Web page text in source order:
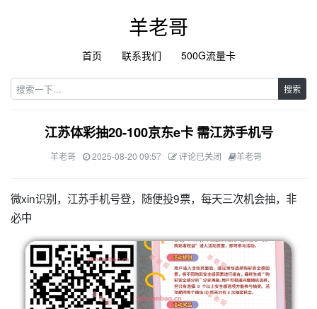
羊老哥
首页 联系我们 500G流量卡
搜索
江苏体彩抽20-100京东e卡 需江苏手机号
羊老哥 2025-08-20 09:57 评论已关闭 羊老哥
微xin识别，江苏手机号登，随便投9票，每天三次机会抽，非
必中